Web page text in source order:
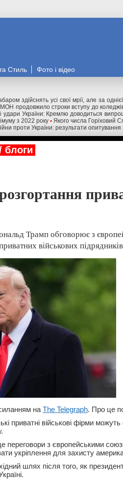
Стиль Фото і відео
здійснять усі свої мрії, але за
МОН продовжило строки вступу до
удари України: Кремлю доводиться
з 2022 року • Якого числа Горіховий
проти України: результати
блоги
Трамп обговорює з
військових
на The Telegraph. Про це
приватні військові фірми можуть
переговори з європейськими
укріплення для захисту
шлях після того, як